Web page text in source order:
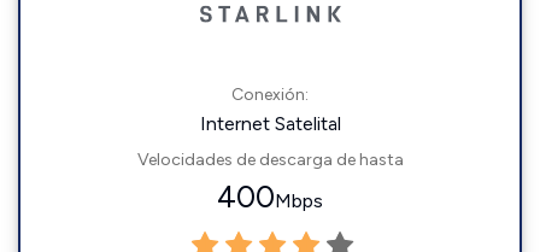
Conexión:
Internet Satelital
Velocidades de descarga de hasta
400Mbps